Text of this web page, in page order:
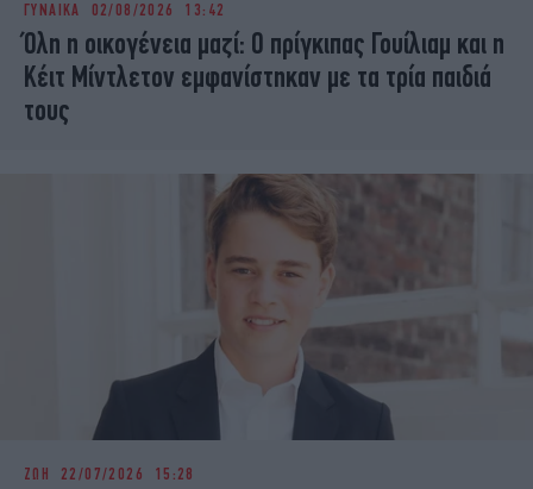
iBOOKS
OSCARS
THE OCEAN
MEDIA
ELAMEFORA
ΓΥΝΑΙΚΑ 02/08/2026 13:42
Όλη η οικογένεια μαζί: Ο πρίγκιπας Γουίλιαμ και η
Κέιτ Μίντλετον εμφανίστηκαν με τα τρία παιδιά
τους
ΖΩΗ 22/07/2026 15:28